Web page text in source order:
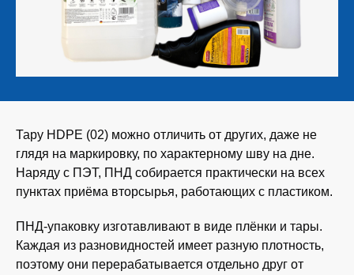
Тару HDPE (02) можно отличить от других, даже не
глядя на маркировку, по характерному шву на дне.
Наряду с ПЭТ, ПНД собирается практически на всех
пунктах приёма вторсырья, работающих с пластиком.
ПНД-упаковку изготавливают в виде плёнки и тары.
Каждая из разновидностей имеет разную плотность,
поэтому они перерабатывается отдельно друг от